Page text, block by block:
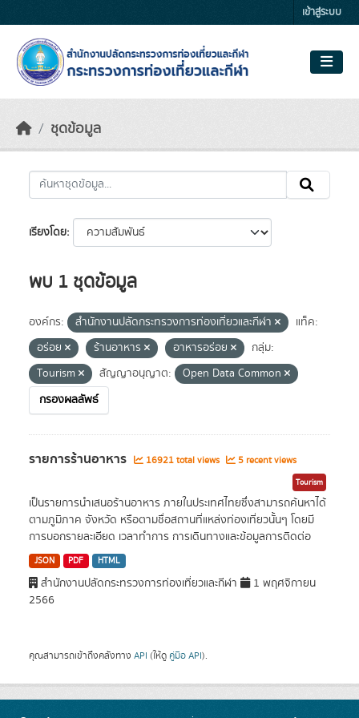
เข้าสู่ระบบ
ชุดข้อมูล
เรียงโดย
พบ 1 ชุดข้อมูล
องค์กร: สำนักงานปลัดกระทรวงการท่องเที่ยวและกีฬา
แท็ค:
อร่อย
ร้านอาหาร อาหารอร่อย
กลุ่ม:
Tourism
สัญญาอนุญาต:
Open Data Common
กรองผลลัพธ์
รายการร้านอาหาร 16921 total views 5 recent views
Tourism
เป็นรายการนำเสนอร้านอาหาร ภายในประเทศไทยซึ่งสามารถค้นหาได้
ตามภูมิภาค จังหวัด หรือตามชื่อสถานที่แหล่งท่องเที่ยวนั้นๆ โดยมี
การบอกรายละเอียด เวลาทำการ การเดินทางและข้อมูลการติดต่อ
JSON PDF HTML
สำนักงานปลัดกระทรวงการท่องเที่ยวและกีฬา
1 พฤศจิกายน
2566
คุณสามารถเข้าถึงคลังทาง API (ให้ดู คู่มือ API).